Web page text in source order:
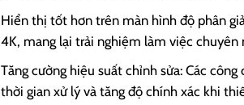
Hiển thị tốt hơn trên màn hình độ phân
4K, mang lại trải nghiệm làm việc chuyên
Tăng cường hiệu suất chỉnh sửa: Các
thời gian xử lý và tăng độ chính xác khi